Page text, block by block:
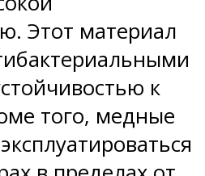
Этот материал
к
того, медные